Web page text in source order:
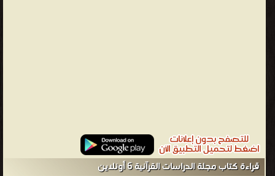
قراءة كتاب مجلة الدراسات القرآنية 6 أونلاين